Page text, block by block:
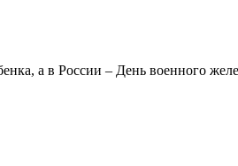
а в России – День военного